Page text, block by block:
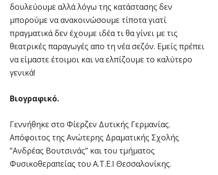
δουλεύουμε αλλά λόγω της κατάστασης δεν
μπορούμε να ανακοινώσουμε τίποτα γιατί
πραγματικά δεν έχουμε ιδέα τι θα γίνει με τις
θεατρικές παραγωγές απο τη νέα σεζόν. Εμείς πρέπει
να είμαστε έτοιμοι και να ελπίζουμε το καλύτερο
γενικά!
Βιογραφικό.
Γεννήθηκε στο Φίερζεν Δυτικής Γερμανίας.
Απόφοιτος της Ανώτερης Δραματικής Σχολής
”Ανδρέας Βουτσινάς” και του τμήματος
Φυσικοθεραπείας του Α.Τ.Ε.Ι Θεσσαλονίκης.